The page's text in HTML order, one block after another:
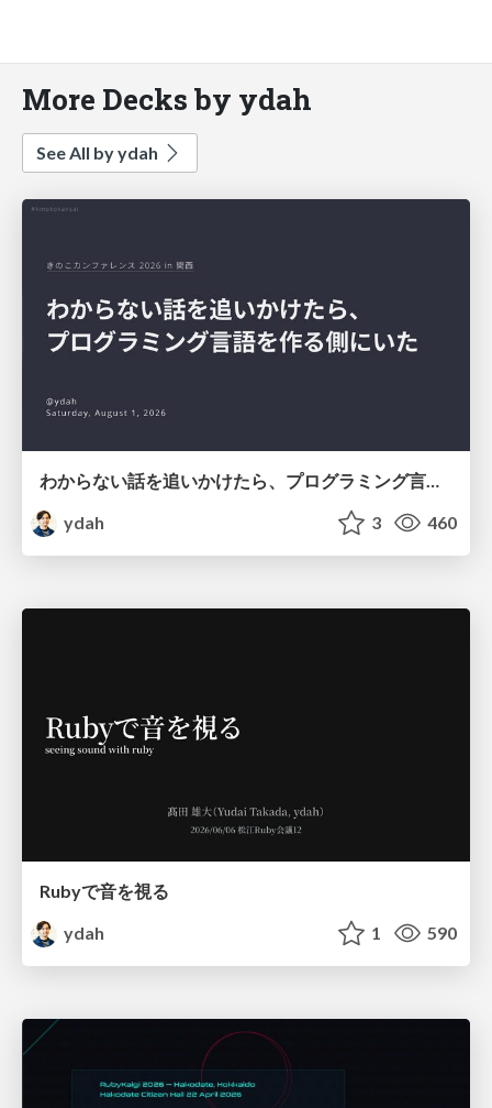
More Decks by ydah
See All by ydah
わからない話を追いかけたら、プログラミング言語を作る側にいた
ydah
3 460
Rubyで音を視る
ydah
1 590